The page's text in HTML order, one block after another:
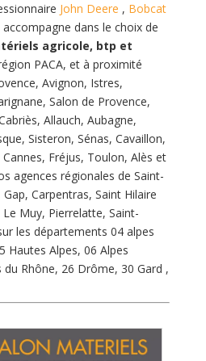
John Deere , Bobcat
dans le choix de
agricole, btp et
PACA, et à proximité
Avignon, Istres,
Salon de Provence,
Allauch, Aubagne,
Sisteron, Sénas, Cavaillon,
Fréjus, Toulon, Alès et
agences régionales de Saint-
Carpentras, Saint Hilaire
Muy, Pierrelatte, Saint-
les départements 04 alpes
Hautes Alpes, 06 Alpes
Rhône, 26 Drôme, 30 Gard ,